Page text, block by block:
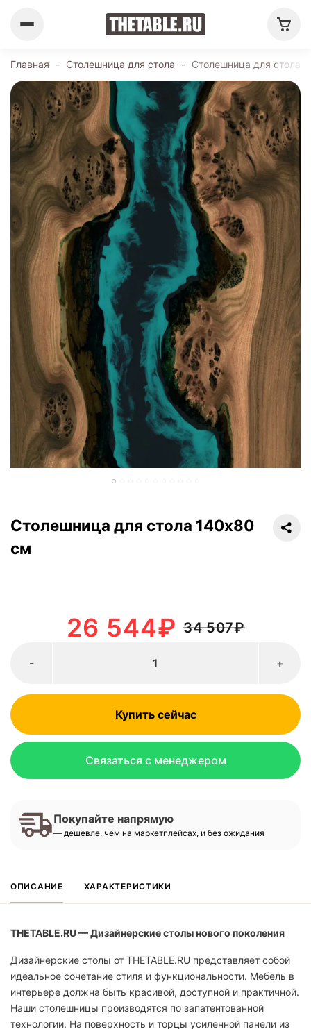
Главная - Столешница для стола - Столешница для стола
Столешница для стола 140х80
см
34 507₽
26 544₽
+
-
Купить сейчас
Связаться с менеджером
Покупайте напрямую
— дешевле, чем на маркетплейсах, и без ожидания
ОПИСАНИЕ ХАРАКТЕРИСТИКИ
THETABLE.RU — Дизайнерские столы нового поколения
Дизайнерские столы от THETABLE.RU представляет собой
идеальное сочетание стиля и функциональности. Мебель в
интерьере должна быть красивой, доступной и практичной.
Наши столешницы производятся по запатентованной
технологии. На поверхность и торцы усиленной панели из